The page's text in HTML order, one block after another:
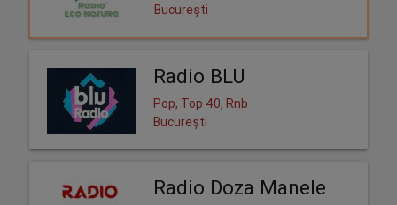
București
Radio BLU
Pop, Top 40, Rnb
București
Radio Doza Manele